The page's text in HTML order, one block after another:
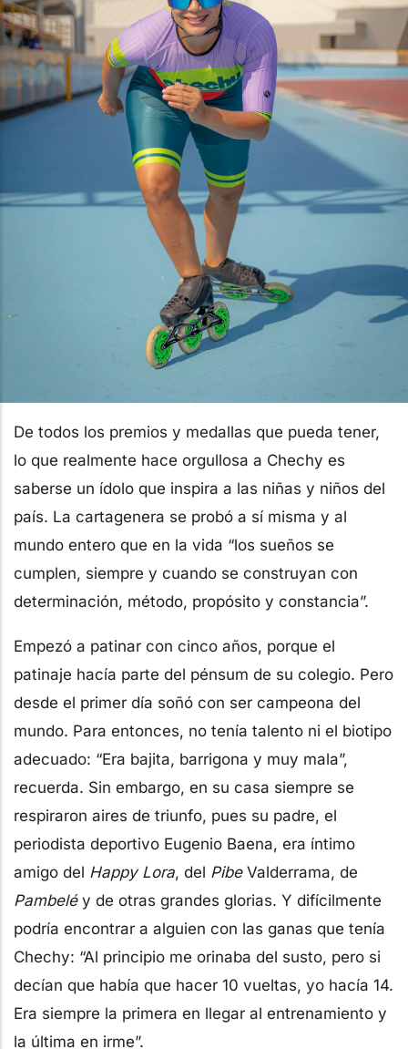
De todos los premios y medallas que pueda tener,
lo que realmente hace orgullosa a Chechy es
saberse un ídolo que inspira a las niñas y niños del
país. La cartagenera se probó a sí misma y al
mundo entero que en la vida “los sueños se
cumplen, siempre y cuando se construyan con
determinación, método, propósito y constancia”.
Empezó a patinar con cinco años, porque el
patinaje hacía parte del pénsum de su colegio. Pero
desde el primer día soñó con ser campeona del
mundo. Para entonces, no tenía talento ni el biotipo
adecuado: “Era bajita, barrigona y muy mala”,
recuerda. Sin embargo, en su casa siempre se
respiraron aires de triunfo, pues su padre, el
periodista deportivo Eugenio Baena, era íntimo
amigo del Happy Lora, del Pibe Valderrama, de
Pambelé y de otras grandes glorias. Y difícilmente
podría encontrar a alguien con las ganas que tenía
Chechy: “Al principio me orinaba del susto, pero si
decían que había que hacer 10 vueltas, yo hacía 14.
Era siempre la primera en llegar al entrenamiento y
la última en irme”.